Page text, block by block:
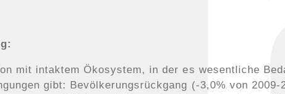
mit intaktem Ökosystem, in der es wesentliche
gibt: Bevölkerungsrückgang (-3,0% von 2009-